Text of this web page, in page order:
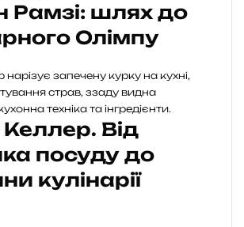
Рамзі: шлях до
Олімпу
Від
посуду до
кулінарії